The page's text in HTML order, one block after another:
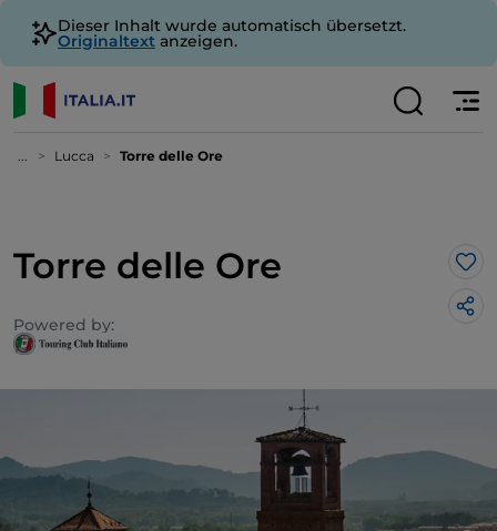
Dieser Inhalt wurde automatisch übersetzt.
Originaltext anzeigen.
... Lucca Torre delle Ore
Torre delle Ore
Powered by: